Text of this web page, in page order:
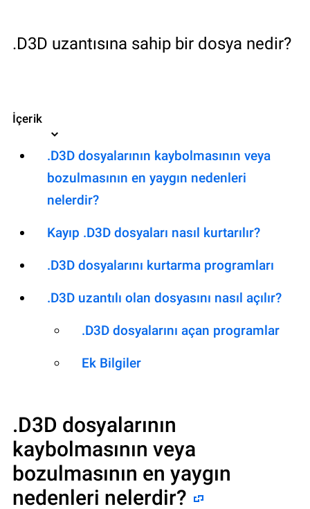
.D3D uzantısına sahip bir dosya nedir?
İçerik
.D3D dosyalarının kaybolmasının veya
bozulmasının en yaygın nedenleri
nelerdir?
Kayıp .D3D dosyaları nasıl kurtarılır?
.D3D dosyalarını kurtarma programları
.D3D uzantılı olan dosyasını nasıl açılır?
.D3D dosyalarını açan programlar
Ek Bilgiler
.D3D dosyalarının
kaybolmasının veya
bozulmasının en yaygın
nedenleri nelerdir?